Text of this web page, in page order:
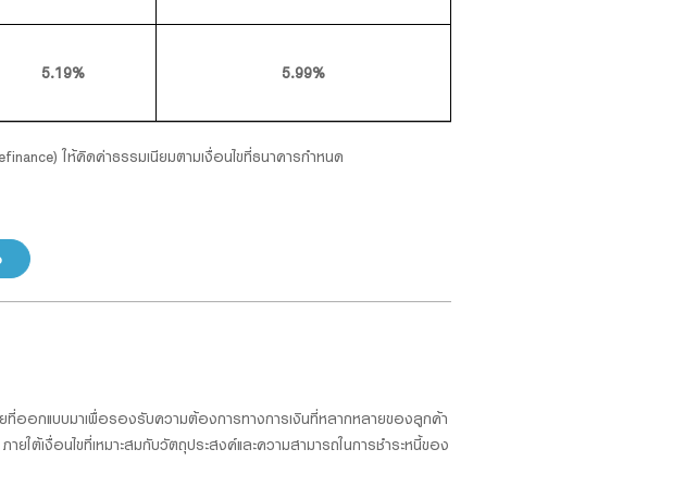
5.19% 5.99%
ให้คิดค่าธรรมเนียมตามเงื่อนไขที่ธนาคารกำหนด
ที่ออกแบบมาเพื่อรองรับความต้องการทางการเงินที่หลากหลายของลูกค้า
ใต้เงื่อนไขที่เหมาะสมกับวัตถุประสงค์และความสามารถในการชำระหนี้ของ